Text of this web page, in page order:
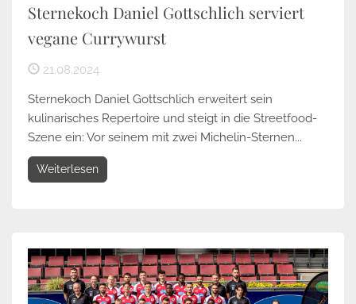
Sternekoch Daniel Gottschlich serviert
vegane Currywurst
21.08.2024
Sternekoch Daniel Gottschlich erweitert sein
kulinarisches Repertoire und steigt in die Streetfood-
Szene ein: Vor seinem mit zwei Michelin-Sternen...
Weiterlesen